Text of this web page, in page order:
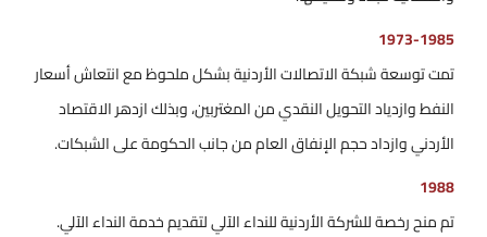
1973-1985
تمت توسعة شبكة الاتصالات الأردنية بشكل ملحوظ مع انتعاش أسعار
النفط وازدياد التحويل النقدي من المغتربين، وبذلك ازدهر الاقتصاد
الأردني وازداد حجم الإنفاق العام من جانب الحكومة على الشبكات.
1988
تم منح رخصة للشركة الأردنية للنداء الآلي لتقديم خدمة النداء الآلي.